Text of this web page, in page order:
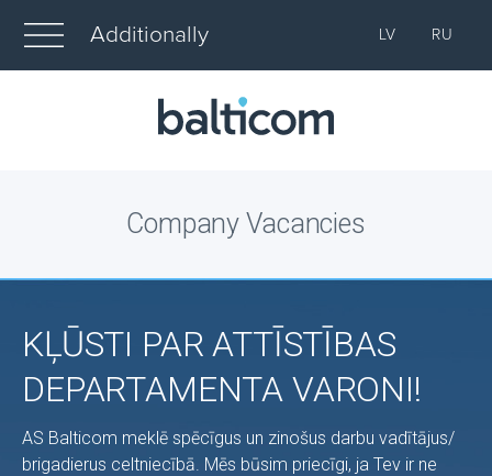
Additionally LV RU
Company Vacancies
KĻŪSTI PAR ATTĪSTĪBAS
DEPARTAMENTA VARONI!
AS Balticom meklē spēcīgus un zinošus darbu vadītājus/
brigadierus celtniecībā. Mēs būsim priecīgi, ja Tev ir ne